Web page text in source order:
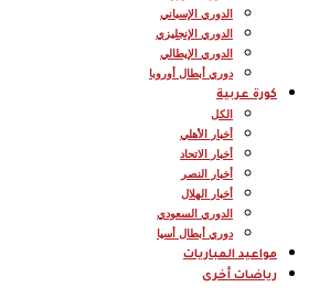
الدوري الإسباني
الدوري الإنجليزي
الدوري الإيطالي
دوري أبطال أوروبا
كورة عربية
الكل
أخبار الأهلي
أخبار الاتحاد
أخبار النصر
أخبار الهلال
الدوري السعودي
دوري أبطال أسيا
مواعيد المباريات
رياضات أخرى